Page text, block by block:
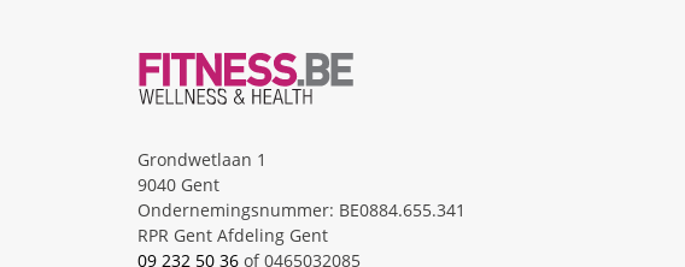
Grondwetlaan 1
9040 Gent
Ondernemingsnummer: BE0884.655.341
RPR Gent Afdeling Gent
09 232 50 36 of0465032085